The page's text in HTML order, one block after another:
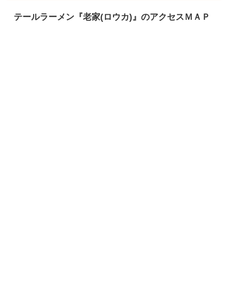
テールラーメン『老家(ロウカ)』のアクセスＭＡＰ